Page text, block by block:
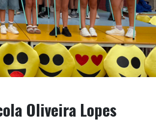
Oliveira Lopes